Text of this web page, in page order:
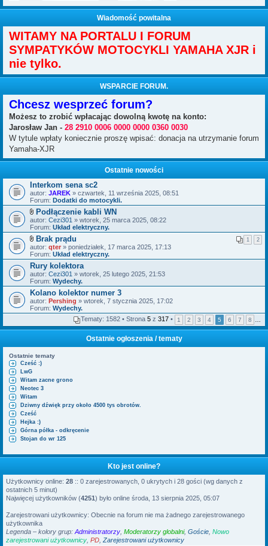
Wiadomość powitalna
WITAMY NA PORTALU I FORUM
SYMPATYKÓW MOTOCYKLI YAMAHA XJR i
nie tylko.
WSPARCIE FORUM.
Chcesz wesprzeć forum?
Możesz to zrobić wpłacając dowolną kwotę na konto:
Jarosław Jan - 28 2910 0006 0000 0000 0360 0030
W tytule wpłaty koniecznie proszę wpisać: donacja na utrzymanie forum
Yamaha-XJR
Ostatnie nowości
Interkom sena sc2
autor: JAREK » czwartek, 11 września 2025, 08:51
Forum: Dodatki do motocykli.
Z
a
ł
ą
c
z
n
i
k
i
Podłączenie kabli WN
autor: Cezi301 » wtorek, 25 marca 2025, 08:22
Forum: Układ elektryczny.
Z
a
ł
ą
c
z
n
i
k
i
Brak prądu 1 2
autor: qter » poniedziałek, 17 marca 2025, 17:13
Forum: Układ elektryczny.
Rury kolektora
autor: Cezi301 » wtorek, 25 lutego 2025, 21:53
Forum: Wydechy.
Kolano kolektor numer 3
autor: Pershing » wtorek, 7 stycznia 2025, 17:02
Forum: Wydechy.
Tematy: 1582 • Strona 5 z 317 • 1 2 3 4 5 6 7 8 …
Ostatnie ogłoszenia / tematy
Ostatnie tematy
Cześć :)
LwG
Witam zacne grono
Neotec 3
Witam
Dziwny dźwięk przy około 4500 tys obrotów.
Cześć
Hejka :)
Górna półka - odkręcenie
Stojan do wr 125
Kto jest online?
Użytkownicy online: 28 :: 0 zarejestrowanych, 0 ukrytych i 28 gości (wg danych z
ostatnich 5 minut)
Najwięcej użytkowników (4251 ) było online środa, 13 sierpnia 2025, 05:07
Zarejestrowani użytkownicy: Obecnie na forum nie ma żadnego zarejestrowanego
użytkownika
Legenda – kolory grup: Administratorzy Moderatorzy globalni, Goście Nowo
zarejestrowani użytkownicy PD Zarejestrowani użytkownicy